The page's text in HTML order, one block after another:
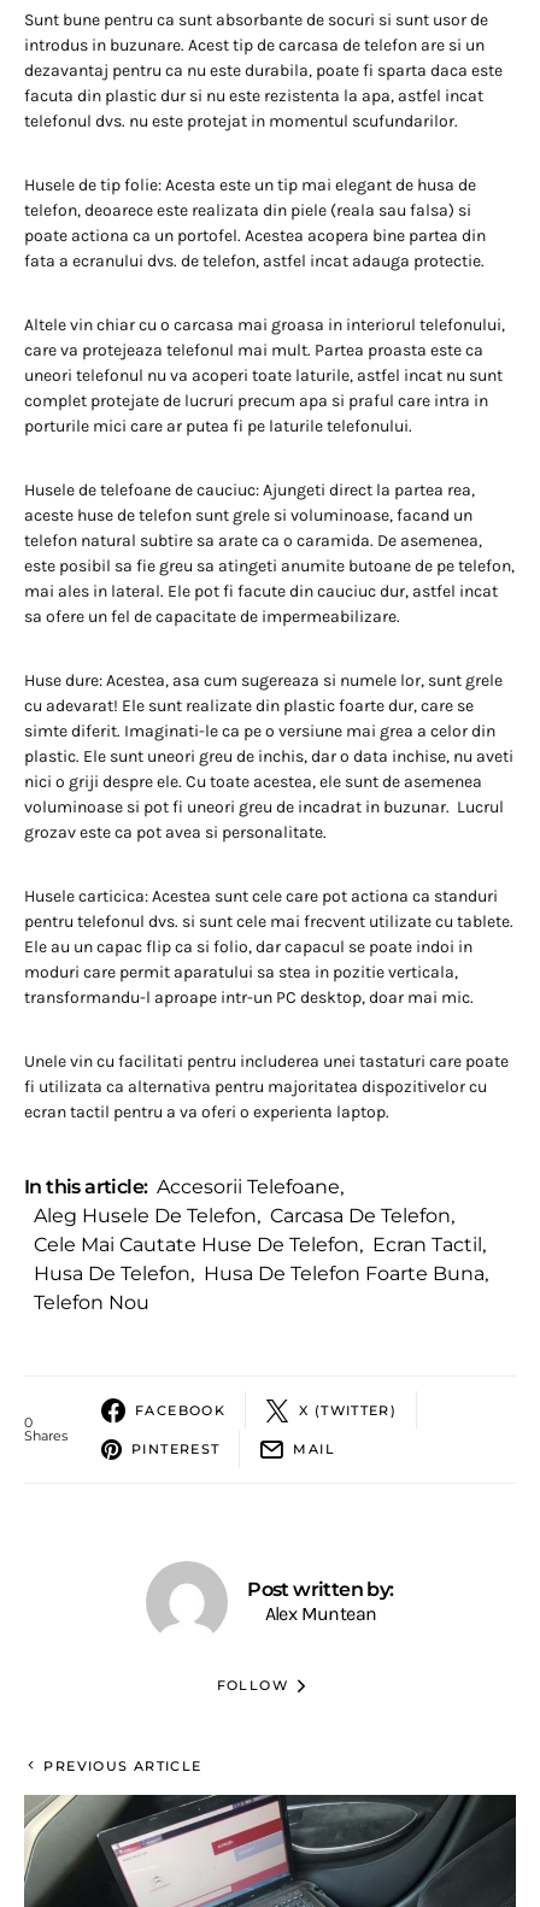
Sunt bune pentru ca sunt absorbante de socuri si sunt usor de
introdus in buzunare. Acest tip de carcasa de telefon are si un
dezavantaj pentru ca nu este durabila, poate fi sparta daca este
facuta din plastic dur si nu este rezistenta la apa, astfel incat
telefonul dvs. nu este protejat in momentul scufundarilor.
Husele de tip folie: Acesta este un tip mai elegant de husa de
telefon, deoarece este realizata din piele (reala sau falsa) si
poate actiona ca un portofel. Acestea acopera bine partea din
fata a ecranului dvs. de telefon, astfel incat adauga protectie.
Altele vin chiar cu o carcasa mai groasa in interiorul telefonului,
care va protejeaza telefonul mai mult. Partea proasta este ca
uneori telefonul nu va acoperi toate laturile, astfel incat nu sunt
complet protejate de lucruri precum apa si praful care intra in
porturile mici care ar putea fi pe laturile telefonului.
Husele de telefoane de cauciuc: Ajungeti direct la partea rea,
aceste huse de telefon sunt grele si voluminoase, facand un
telefon natural subtire sa arate ca o caramida. De asemenea,
este posibil sa fie greu sa atingeti anumite butoane de pe telefon,
mai ales in lateral. Ele pot fi facute din cauciuc dur, astfel incat
sa ofere un fel de capacitate de impermeabilizare.
Huse dure: Acestea, asa cum sugereaza si numele lor, sunt grele
cu adevarat! Ele sunt realizate din plastic foarte dur, care se
simte diferit. Imaginati-le ca pe o versiune mai grea a celor din
plastic. Ele sunt uneori greu de inchis, dar o data inchise, nu aveti
nici o griji despre ele. Cu toate acestea, ele sunt de asemenea
voluminoase si pot fi uneori greu de incadrat in buzunar. Lucrul
grozav este ca pot avea si personalitate.
Husele carticica: Acestea sunt cele care pot actiona ca standuri
pentru telefonul dvs. si sunt cele mai frecvent utilizate cu tablete.
Ele au un capac flip ca si folio, dar capacul se poate indoi in
moduri care permit aparatului sa stea in pozitie verticala,
transformandu-l aproape intr-un PC desktop, doar mai mic.
Unele vin cu facilitati pentru includerea unei tastaturi care poate
fi utilizata ca alternativa pentru majoritatea dispozitivelor cu
ecran tactil pentru a va oferi o experienta laptop.
In this article: Accesorii Telefoane,
Aleg Husele De Telefon, Carcasa De Telefon,
Cele Mai Cautate Huse De Telefon, Ecran Tactil,
Husa De Telefon, Husa De Telefon Foarte Buna,
Telefon Nou
0
Shares
FACEBOOK X (TWITTER)
PINTEREST MAIL
Post written by:
Alex Muntean
FOLLOW
PREVIOUS ARTICLE